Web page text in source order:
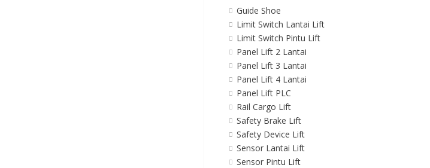
Guide Shoe
Limit Switch Lantai Lift
Limit Switch Pintu Lift
Panel Lift 2 Lantai
Panel Lift 3 Lantai
Panel Lift 4 Lantai
Panel Lift PLC
Rail Cargo Lift
Safety Brake Lift
Safety Device Lift
Sensor Lantai Lift
Sensor Pintu Lift